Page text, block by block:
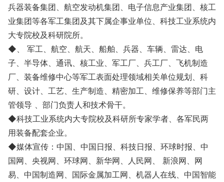
兵器装备集团、航空发动机集团、电子信息产业集团、核工
业集团等各军工集团及其下属企事业单位、科技工业系统内
大专院校及科研院所。
◆、 军工、航空、航天、船舶、兵器、车辆、雷达、电
子、半导体、通讯、核工业、军工厂、兵工厂、飞机制造
厂、装备维修中心等军工表面处理领域相关单位规划、科
研、设计、工艺、生产制造、精密加工、维修保养等部门主
管领导 、部门负责人和技术骨干。
◆科技工业系统内大专院校及科研所专家学者、各军民两
用装备配套企业。
◆媒体宣传：中国、中国日报、科技日报、环球时报、中
国网、央视网、环球网、新华网、人民网、 新浪网、网
易、中国制造网、国际金属加工网、机器人在线、中国智能